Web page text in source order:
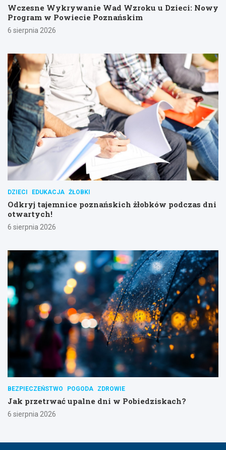
Wczesne Wykrywanie Wad Wzroku u Dzieci: Nowy
Program w Powiecie Poznańskim
6 sierpnia 2026
DZIECI EDUKACJA ŻŁOBKI
Odkryj tajemnice poznańskich żłobków podczas dni
otwartych!
6 sierpnia 2026
BEZPIECZEŃSTWO POGODA ZDROWIE
Jak przetrwać upalne dni w Pobiedziskach?
6 sierpnia 2026